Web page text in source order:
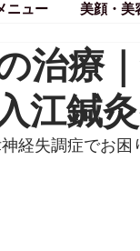
ニュー 美顔・美
治療
江鍼
経失調症でお